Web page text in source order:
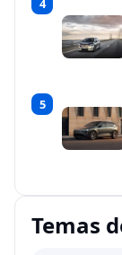
4
5
Temas